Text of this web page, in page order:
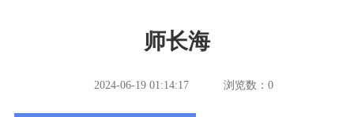
师长海
2024-06-19 01:14:17 浏览数： 0